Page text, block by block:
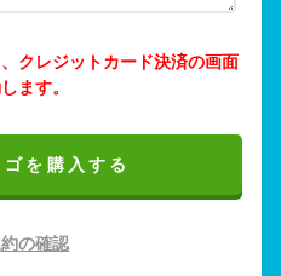
クレジットカード決済の画面
ます。
ゴを購入する
の確認